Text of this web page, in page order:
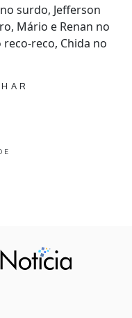
surdo, Jefferson
Mário e Renan no
reco, Chida no